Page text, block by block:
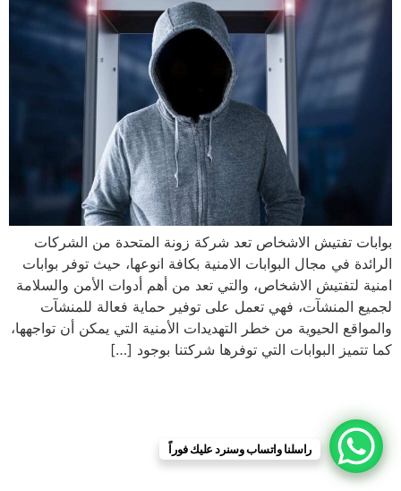
بوابات تفتيش الاشخاص تعد شركة زونة المتحدة من الشركات
الرائدة في مجال البوابات الامنية بكافة انوعها، حيث توفر بوابات
امنية لتفتيش الاشخاص، والتي تعد من أهم أدوات الأمن والسلامة
لجميع المنشآت، فهي تعمل على توفير حماية فعالة للمنشآت
والمواقع الحيوية من خطر التهديدات الأمنية التي يمكن أن تواجهها،
كما تتميز البوابات التي توفرها شركتنا بوجود […]
راسلنا واتساب وسنرد عليك فوراً